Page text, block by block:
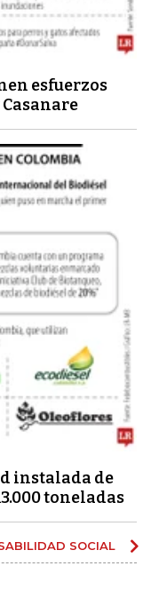
esfuerzos
instalada de
toneladas
SOCIAL